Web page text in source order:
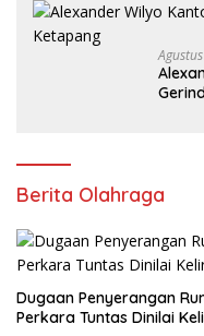
Berita Olahraga
Dugaan Penyerangan
Perkara Tuntas Dinilai